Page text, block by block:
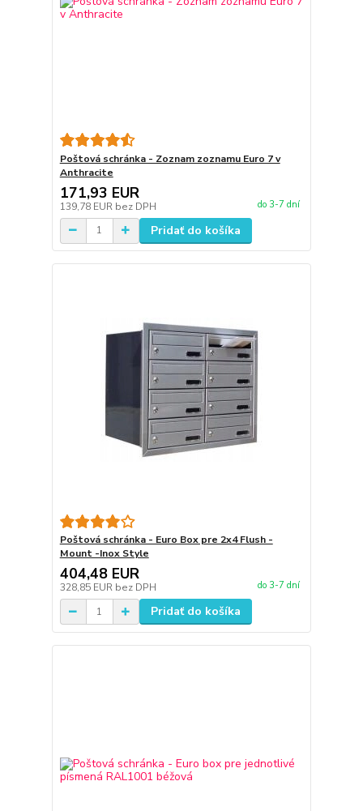
Poštová schránka - Zoznam zoznamu Euro 7 v
Anthracite
171,93 EUR
139,78 EUR bez DPH do 3-7 dní
Pridať do košíka
Poštová schránka - Euro Box pre 2x4 Flush -
Mount -Inox Style
404,48 EUR
328,85 EUR bez DPH do 3-7 dní
Pridať do košíka